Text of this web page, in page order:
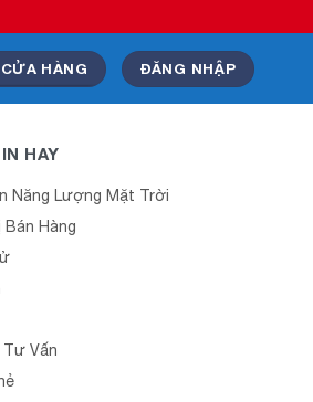
HÀNG ĐĂNG NHẬP
HAY
Năng Lượng Mặt Trời
Hàng
Tư Vấn